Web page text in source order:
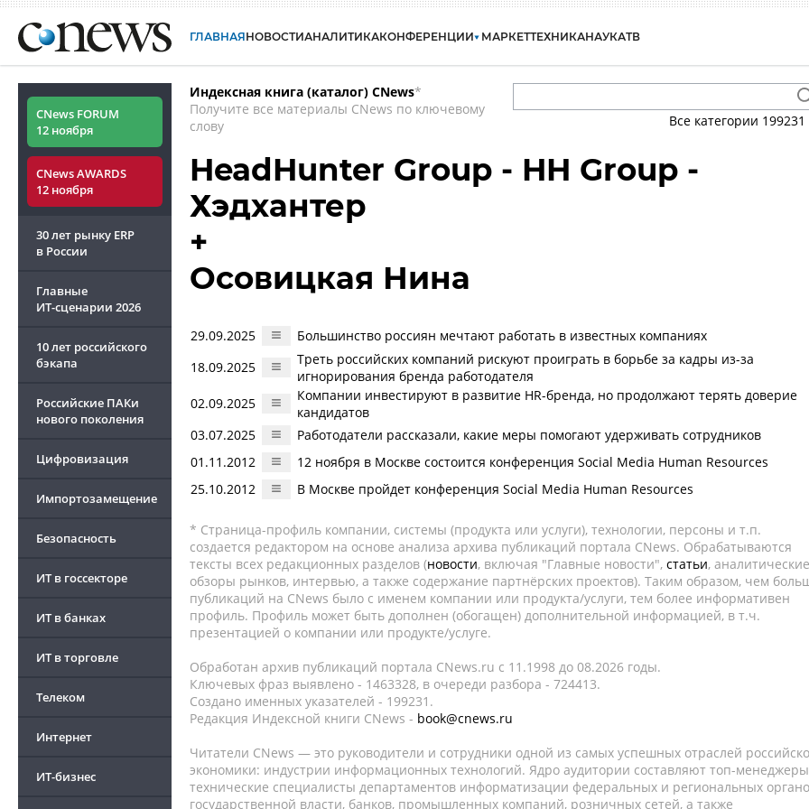
ГЛАВНАЯНОВОСТИАНАЛИТИКАКОНФЕРЕНЦИИ МАРКЕТТЕХНИКАНАУКАТВ
CNews FORUM
12 ноября
CNews AWARDS
12 ноября
30 лет рынку ERP
в России
Главные
ИТ-сценарии 2026
10 лет российского
бэкапа
Российские ПАКи
нового поколения
Цифровизация
Импортозамещение
Безопасность
ИТ в госсекторе
ИТ в банках
ИТ в торговле
Телеком
Интернет
ИТ-бизнес
Индексная книга (каталог) CNews*
Получите все материалы CNews по ключевому
слову
Все категории 199231
HeadHunter Group - HH Group -
Хэдхантер
+
Осовицкая Нина
29.09.2025
Большинство россиян мечтают работать в известных компаниях
18.09.2025
Треть российских компаний рискуют проиграть в борьбе за кадры из-за
игнорирования бренда работодателя
02.09.2025
Компании инвестируют в развитие HR-бренда, но продолжают терять доверие
кандидатов
03.07.2025
Работодатели рассказали, какие меры помогают удерживать сотрудников
01.11.2012
12 ноября в Москве состоится конференция Social Media Human Resources
25.10.2012
В Москве пройдет конференция Social Media Human Resources
* Страница-профиль компании, системы (продукта или услуги), технологии, персоны и т.п.
создается редактором на основе анализа архива публикаций портала CNews. Обрабатываются
тексты всех редакционных разделов (новости, включая "Главные новости", статьи, аналитические
обзоры рынков, интервью, а также содержание партнёрских проектов). Таким образом, чем
публикаций на CNews было с именем компании или продукта/услуги, тем более информативен
профиль. Профиль может быть дополнен (обогащен) дополнительной информацией, в т.ч.
презентацией о компании или продукте/услуге.
Обработан архив публикаций портала CNews.ru c 11.1998 до 08.2026 годы.
Ключевых фраз выявлено - 1463328, в очереди разбора - 724413.
Создано именных указателей - 199231.
Редакция Индексной книги CNews - book@cnews.ru
Читатели CNews — это руководители и сотрудники одной из самых успешных отраслей
экономики: индустрии информационных технологий. Ядро аудитории составляют топ-
технические специалисты департаментов информатизации федеральных и региональных
государственной власти, банков, промышленных компаний, розничных сетей, а также